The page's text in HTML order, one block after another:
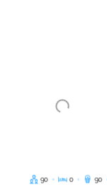
90 0 90